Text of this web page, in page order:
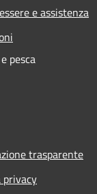
e assistenza
pesca
trasparente